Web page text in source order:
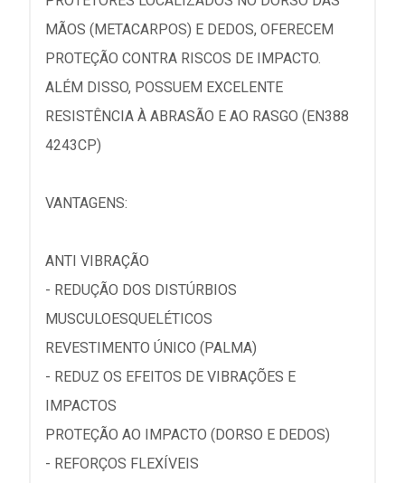
MÃOS (METACARPOS) E DEDOS, OFERECEM
PROTEÇÃO CONTRA RISCOS DE IMPACTO.
ALÉM DISSO, POSSUEM EXCELENTE
RESISTÊNCIA À ABRASÃO E AO RASGO (EN388
4243CP)
VANTAGENS:
ANTI VIBRAÇÃO
- REDUÇÃO DOS DISTÚRBIOS
MUSCULOESQUELÉTICOS
REVESTIMENTO ÚNICO (PALMA)
- REDUZ OS EFEITOS DE VIBRAÇÕES E
IMPACTOS
PROTEÇÃO AO IMPACTO (DORSO E DEDOS)
- REFORÇOS FLEXÍVEIS